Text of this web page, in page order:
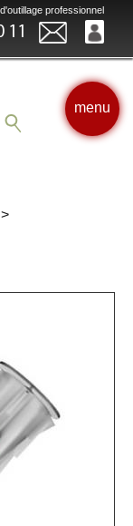
professionnel
11
menu
>